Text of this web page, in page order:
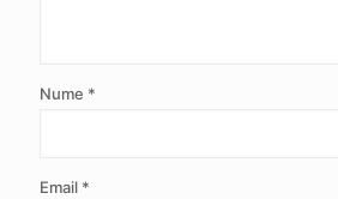
Nume *
Email *